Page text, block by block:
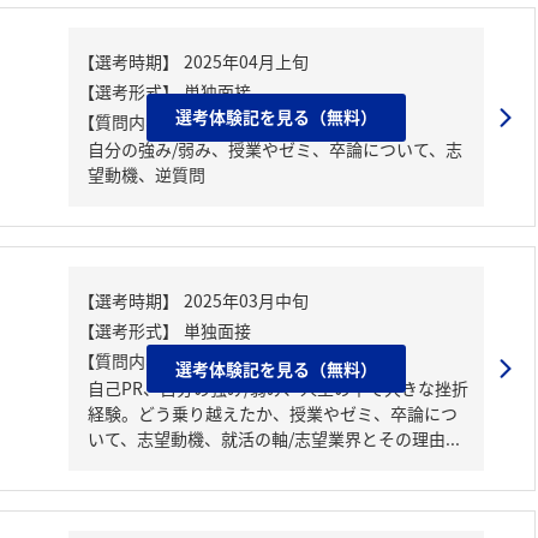
【質問内容・課題】
自分の強み/弱み、授業やゼミ、卒論について、志
望動機、逆質問
選考体験記を見る（無料）
【質問内容・課題】
自己PR、自分の強み/弱み、人生の中で大きな挫折
経験。どう乗り越えたか、授業やゼミ、卒論につ
いて、志望動機、就活の軸/志望業界とその理由...
選考体験記を見る（無料）